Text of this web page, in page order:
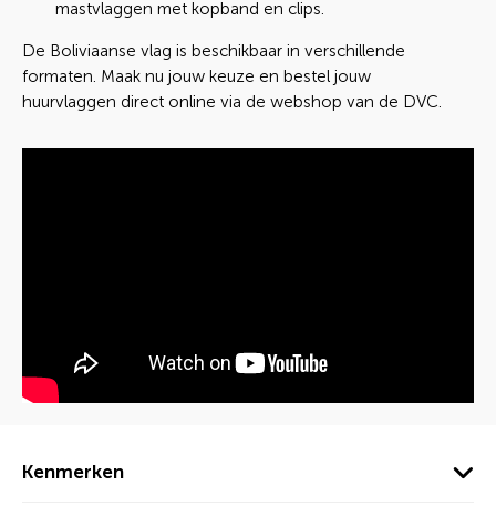
mastvlaggen met kopband en clips.
De Boliviaanse vlag is beschikbaar in verschillende
formaten. Maak nu jouw keuze en bestel jouw
huurvlaggen direct online via de webshop van de DVC.
Kenmerken